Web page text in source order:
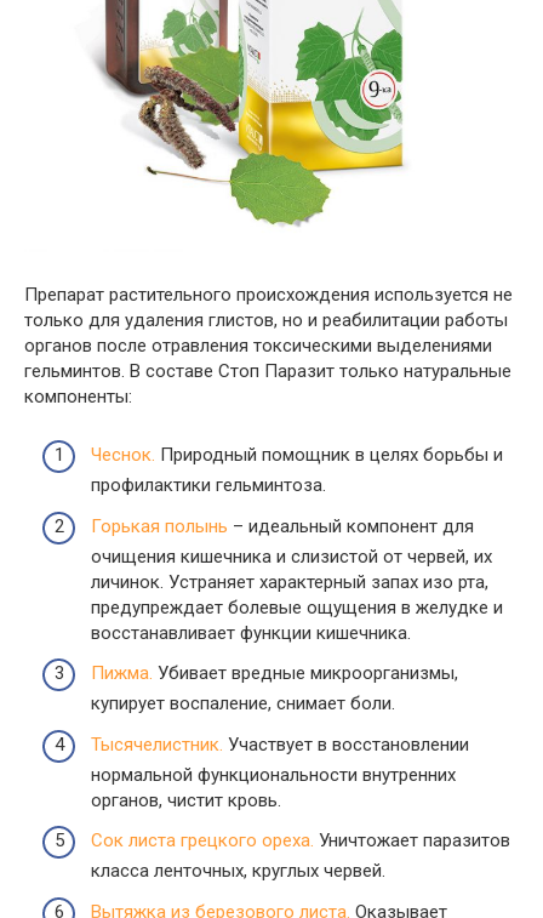
Препарат растительного происхождения используется не
только для удаления глистов, но и реабилитации работы
органов после отравления токсическими выделениями
гельминтов. В составе Стоп Паразит только натуральные
компоненты:
Чеснок. Природный помощник в целях борьбы и
профилактики гельминтоза.
Горькая полынь – идеальный компонент для
очищения кишечника и слизистой от червей, их
личинок. Устраняет характерный запах изо рта,
предупреждает болевые ощущения в желудке и
восстанавливает функции кишечника.
Пижма. Убивает вредные микроорганизмы,
купирует воспаление, снимает боли.
Тысячелистник. Участвует в восстановлении
нормальной функциональности внутренних
органов, чистит кровь.
Сок листа грецкого ореха. Уничтожает паразитов
класса ленточных, круглых червей.
Вытяжка из березового листа. Оказывает